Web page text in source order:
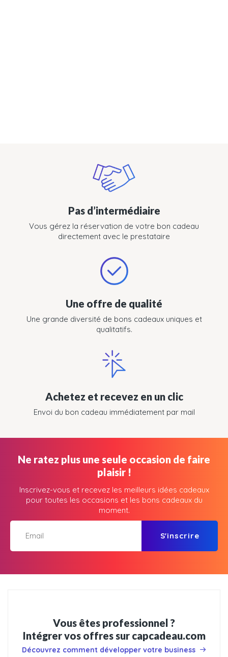
Pas d’intermédiaire
Vous gérez la réservation de votre bon cadeau
directement avec le prestataire
Une offre de qualité
Une grande diversité de bons cadeaux uniques et
qualitatifs.
Achetez et recevez en un clic
Envoi du bon cadeau immédiatement par mail
Ne ratez plus une seule occasion de faire
plaisir !
Inscrivez-vous et recevez les meilleurs idées cadeaux
pour toutes les occasions et les bons cadeaux du
moment.
S'inscrire
Vous êtes professionnel ?
Intégrer vos offres sur capcadeau.com
Découvrez comment développer votre business